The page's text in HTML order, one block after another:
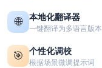
🌐 本地化翻译器
一键翻译为多语言版本
🎯 个性化调校
根据场景微调提示词